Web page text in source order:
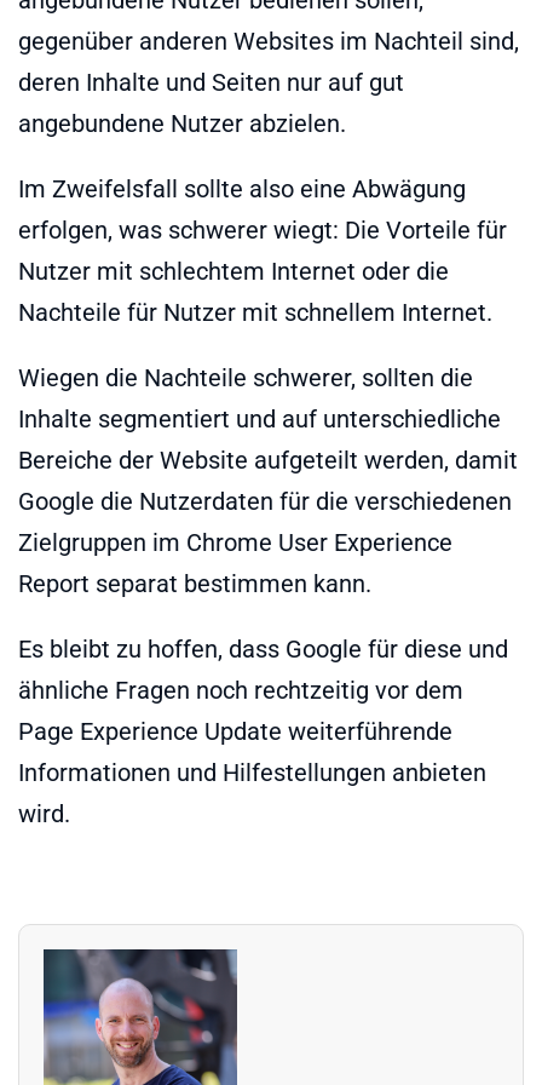
gegenüber anderen Websites im Nachteil sind,
deren Inhalte und Seiten nur auf gut
angebundene Nutzer abzielen.
Im Zweifelsfall sollte also eine Abwägung
erfolgen, was schwerer wiegt: Die Vorteile für
Nutzer mit schlechtem Internet oder die
Nachteile für Nutzer mit schnellem Internet.
Wiegen die Nachteile schwerer, sollten die
Inhalte segmentiert und auf unterschiedliche
Bereiche der Website aufgeteilt werden, damit
Google die Nutzerdaten für die verschiedenen
Zielgruppen im Chrome User Experience
Report separat bestimmen kann.
Es bleibt zu hoffen, dass Google für diese und
ähnliche Fragen noch rechtzeitig vor dem
Page Experience Update weiterführende
Informationen und Hilfestellungen anbieten
wird.